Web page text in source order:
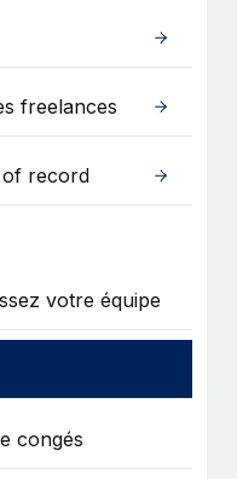
freelances
record
votre équipe
congés